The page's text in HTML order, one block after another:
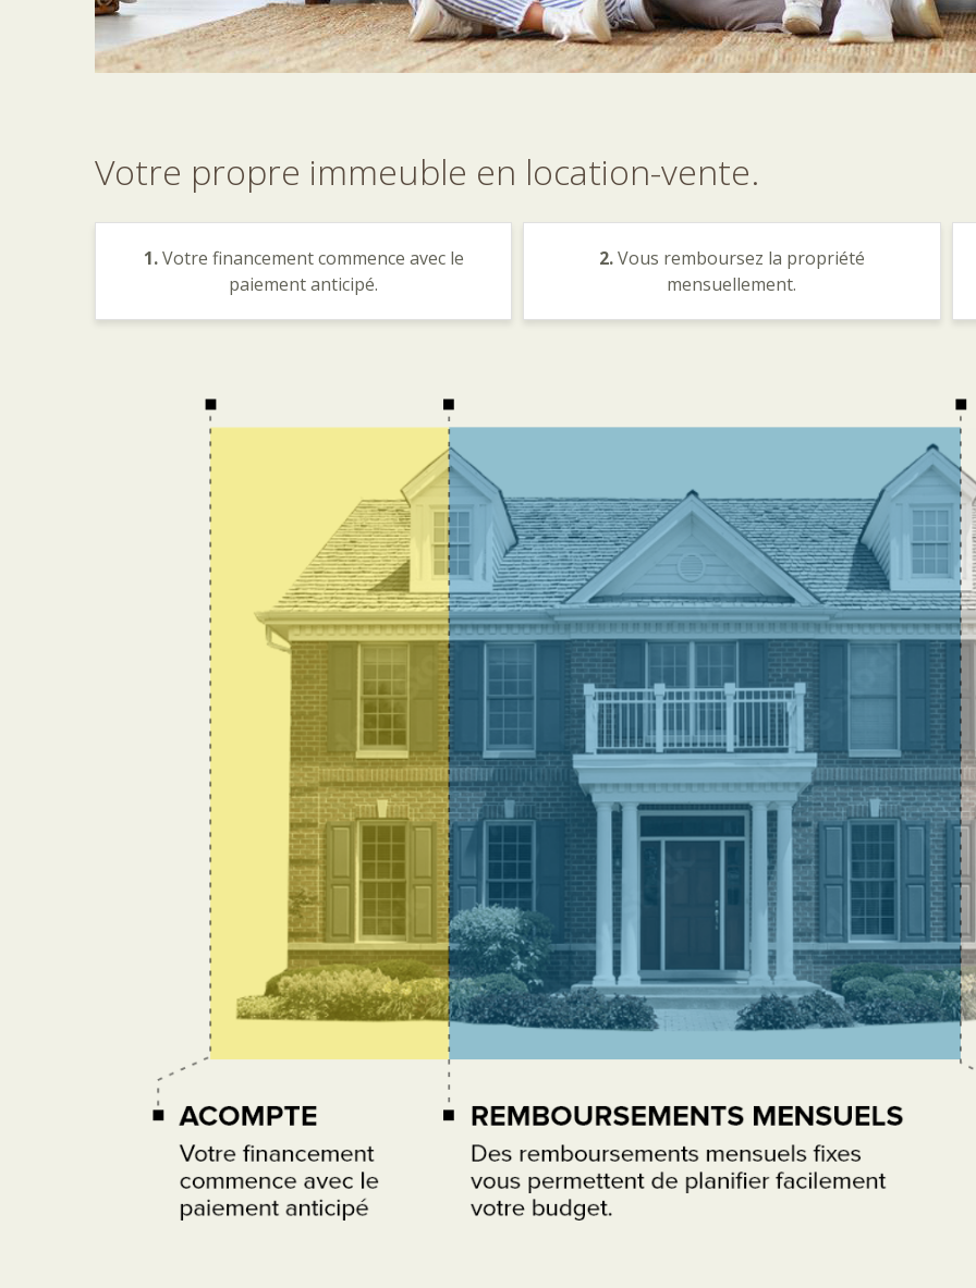
Votre propre immeuble en location-vente.
1.Votre financement commence avec le
paiement anticipé.
2.Vous remboursez la propriété
mensuellement.